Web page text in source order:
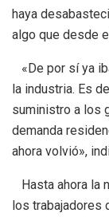
haya
algo que desde
«De por sí ya
la industria. Es
suministro a los
demanda
ahora volvió»,
Hasta ahora la
los trabajadores